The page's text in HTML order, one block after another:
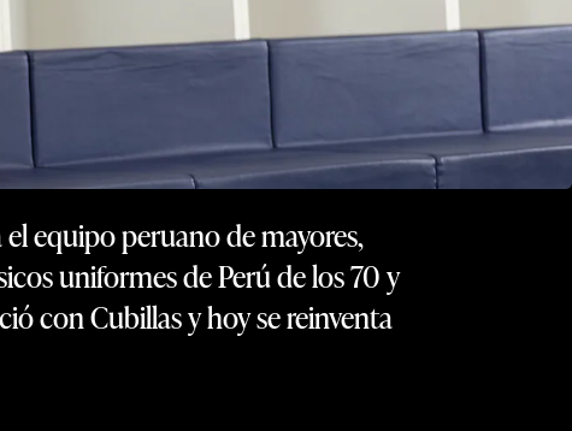
equipo peruano de mayores,
uniformes de Perú de los 70 y
con Cubillas y hoy se reinventa